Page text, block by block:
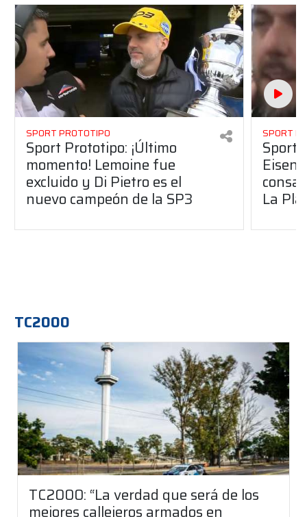
SPORT PROTOTIPO
Sport Prototipo: ¡Último
momento! Lemoine fue
excluido y Di Pietro es el
nuevo campeón de la SP3
SPORT
Sport
La
TC2000
TC2000: “La verdad que será de los
mejores callejeros armados en